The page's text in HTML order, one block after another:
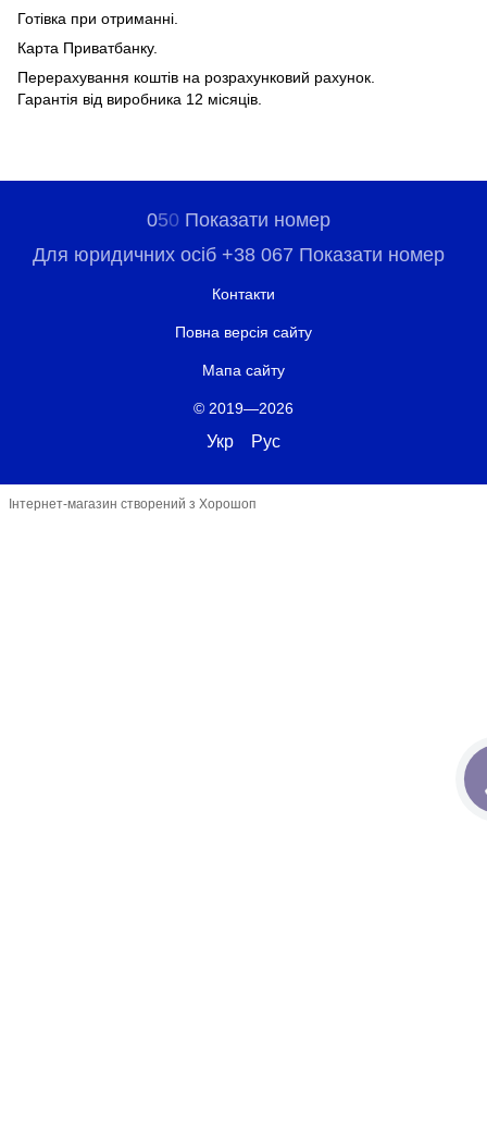
Готівка при отриманні.
Карта Приватбанку.
Перерахування коштів на розрахунковий рахунок.
Гарантія від виробника 12 місяців.
050 Показати номер
Для юридичних осіб +38 067 Показати номер
Контакти
Повна версія сайту
Мапа сайту
© 2019—2026
Укр Рус
Інтернет-магазин створений з Хорошоп